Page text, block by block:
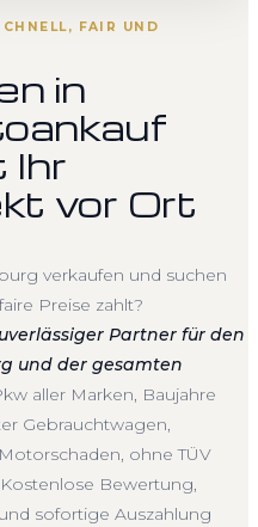
FAIR UND
in
Ihr
vor Ort
verkaufen und suchen
Preise zahlt?
Partner für den
und der gesamten
aller Marken, Baujahre
Gebrauchtwagen,
ohne TÜV
Bewertung,
sofortige Auszahlung